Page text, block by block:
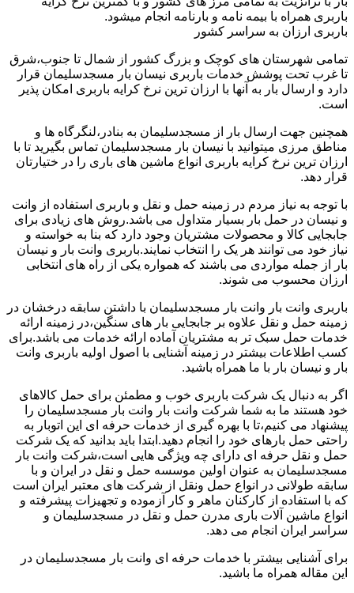
باربری همراه با بیمه نامه و بارنامه انجام میشود.
باربری ارزان به سراسر کشور
تمامی شهرستان های کوچک و بزرگ کشور از شمال تا جنوب،شرق
تا غرب تحت پوشش خدمات باربری نیسان بار مسجدسلیمان قرار
دارد و ارسال بار به آنها با ارزان ترین نرخ کرایه باربری امکان پذیر
است.
همچنین جهت ارسال بار از مسجدسلیمان به بنادر،لنگرگاه ها و
مناطق مرزی میتوانید با نیسان بار مسجدسلیمان تماس بگیرید تا با
ارزان ترین نرخ کرایه باربری انواع ماشین های باری را در ختیارتان
قرار دهد.
با توجه به نیاز مردم در زمینه حمل و نقل و باربری استفاده از وانت
و نیسان در حمل بار بسیار متداول می باشد.روش های زیادی برای
جابجایی کالا و محصولات مشتریان وجود دارد که بنا به خواسته و
نیاز خود می توانند هر یک را انتخاب نمایند.باربری وانت بار و نیسان
بار از جمله مواردی می باشند که همواره یکی از راه های انتخابی
ارزان محسوب می شوند.
باربری وانت بار وانت بار مسجدسلیمان با داشتن سابقه درخشان در
زمینه حمل و نقل علاوه بر جابجایی بار های سنگین،در زمینه ارائه
خدمات حمل سبک تر به مشتریان آماده ارائه خدمات می باشد.برای
کسب اطلاعات بیشتر در زمینه آشنایی با اصول اولیه باربری وانت
بار و نیسان بار با ما همراه باشید.
اگر به دنبال یک شرکت باربری خوب و مطمئن برای حمل کالاهای
خود هستند ما به شما شرکت وانت بار وانت بار مسجدسلیمان را
پیشنهاد می کنیم،تا با بهره گیری از خدمات حرفه ای این اتوبار به
راحتی حمل بارهای خود را انجام دهید.ابتدا باید بدانید که یک شرکت
حمل و نقل حرفه ای دارای چه ویژگی هایی است،شرکت وانت بار
مسجدسلیمان به عنوان اولین موسسه حمل و نقل در ایران و با
سابقه طولانی در انواع حمل ونقل از شرکت های معتبر ایران است
که با استفاده از کارکنان ماهر و کار آزموده و تجهیزات پیشرفته و
انواع ماشین آلات باری مدرن حمل و نقل در مسجدسلیمان و
سراسر ایران انجام می دهد.
برای آشنایی بیشتر با خدمات حرفه ای وانت بار مسجدسلیمان در
این مقاله همراه ما باشید.